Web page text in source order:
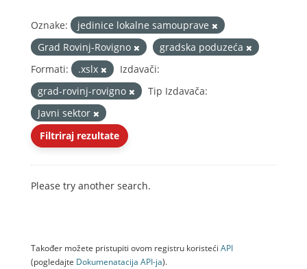
Oznake:
jedinice lokalne samouprave
Grad Rovinj-Rovigno
gradska poduzeća
Formati:
.xslx
Izdavači:
grad-rovinj-rovigno
Tip Izdavača:
Javni sektor
Filtriraj rezultate
Please try another search.
Također možete pristupiti ovom registru koristeći API
(pogledajte Dokumenаtаcijа API-jа).